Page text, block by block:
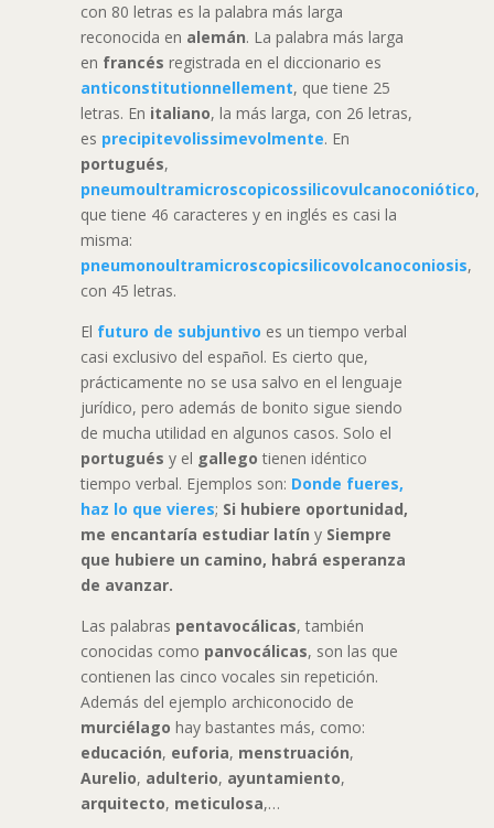
con 80 letras es la palabra más larga
reconocida en alemán. La palabra más larga
en francés registrada en el diccionario es
anticonstitutionnellement, que tiene 25
letras. En italiano, la más larga, con 26 letras,
es precipitevolissimevolmente. En
portugués,
pneumoultramicroscopicossilicovulcanoconiótico,
que tiene 46 caracteres y en inglés es casi la
misma:
pneumonoultramicroscopicsilicovolcanoconiosis,
con 45 letras.
El futuro de subjuntivo es un tiempo verbal
casi exclusivo del español. Es cierto que,
prácticamente no se usa salvo en el lenguaje
jurídico, pero además de bonito sigue siendo
de mucha utilidad en algunos casos. Solo el
portugués y el gallego tienen idéntico
tiempo verbal. Ejemplos son: Donde fueres,
haz lo que vieres; Si hubiere oportunidad,
me encantaría estudiar latín y Siempre
que hubiere un camino, habrá esperanza
de avanzar.
Las palabras pentavocálicas, también
conocidas como panvocálicas, son las que
contienen las cinco vocales sin repetición.
Además del ejemplo archiconocido de
murciélago hay bastantes más, como:
educación, euforia, menstruación,
Aurelio, adulterio, ayuntamiento,
arquitecto, meticulosa,…